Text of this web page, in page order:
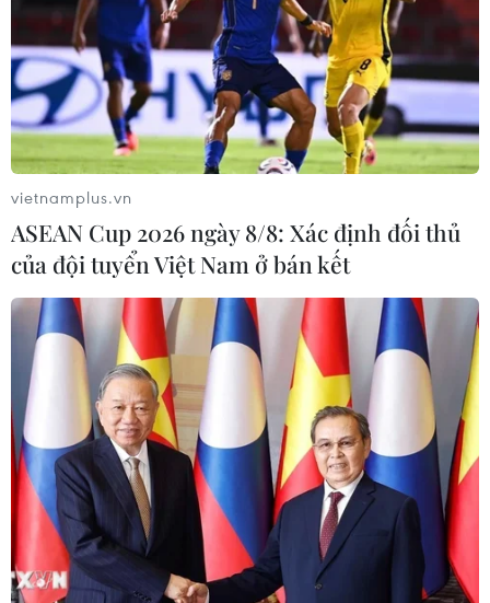
vietnamplus.vn
ASEAN Cup 2026 ngày 8/8: Xác định đối thủ
của đội tuyển Việt Nam ở bán kết